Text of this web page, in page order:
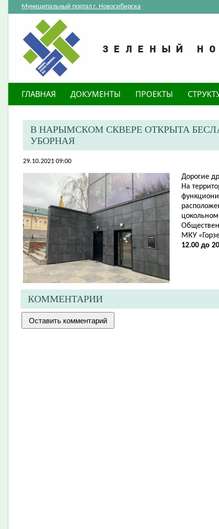
Муниципальный портал г. Новосибирска
ГЛАВНАЯ ДОКУМЕНТЫ ПРОЕКТЫ
В НАРЫМСКОМ СКВЕРЕ ОТКРЫТА
УБОРНАЯ
29.10.2021 09:00
Дорогие
На
МКУ
12.00 до
КОММЕНТАРИИ